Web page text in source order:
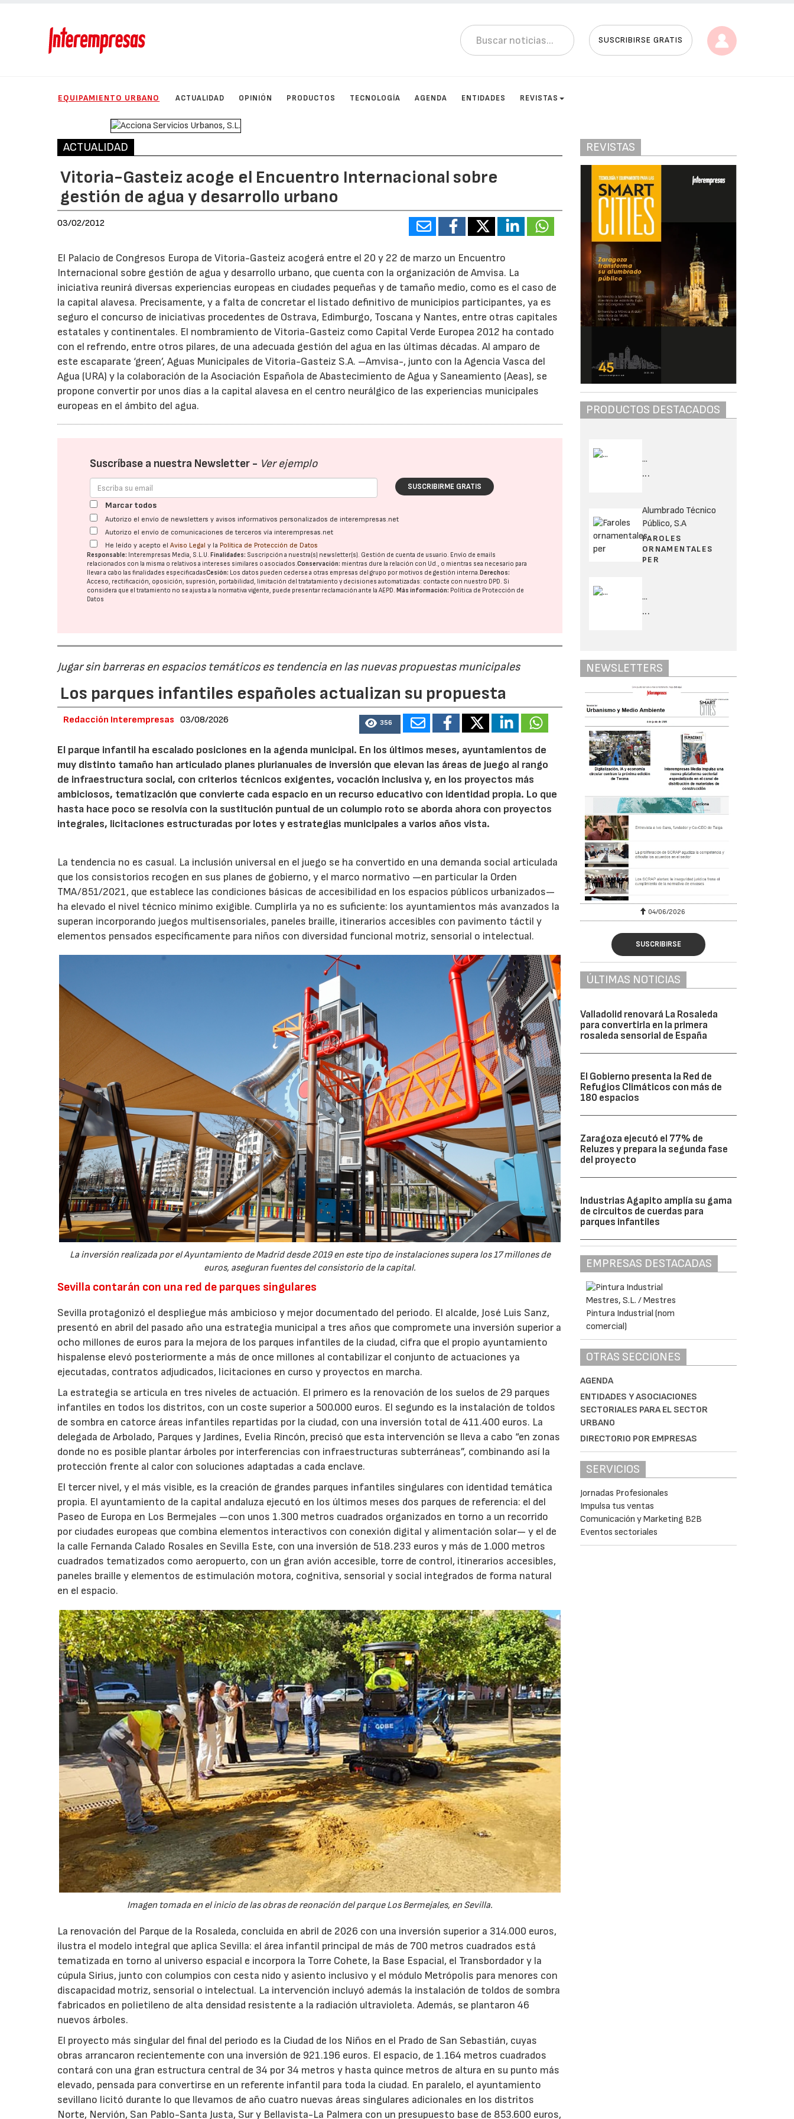
SUSCRIBIRSE GRATIS
EQUIPAMIENTO URBANO ACTUALIDAD OPINIÓN PRODUCTOS TECNOLOGÍA AGENDA ENTIDADES REVISTAS
ACTUALIDAD
Vitoria-Gasteiz acoge el Encuentro Internacional sobre
gestión de agua y desarrollo urbano
03/02/2012
El Palacio de Congresos Europa de Vitoria-Gasteiz acogerá entre el 20 y 22 de marzo un Encuentro
Internacional sobre gestión de agua y desarrollo urbano, que cuenta con la organización de Amvisa. La
iniciativa reunirá diversas experiencias europeas en ciudades pequeñas y de tamaño medio, como es el caso de
la capital alavesa. Precisamente, y a falta de concretar el listado definitivo de municipios participantes, ya es
seguro el concurso de iniciativas procedentes de Ostrava, Edimburgo, Toscana y Nantes, entre otras capitales
estatales y continentales. El nombramiento de Vitoria-Gasteiz como Capital Verde Europea 2012 ha contado
con el refrendo, entre otros pilares, de una adecuada gestión del agua en las últimas décadas. Al amparo de
este escaparate ‘green’, Aguas Municipales de Vitoria-Gasteiz S.A. –Amvisa-, junto con la Agencia Vasca del
Agua (URA) y la colaboración de la Asociación Española de Abastecimiento de Agua y Saneamiento (Aeas), se
propone convertir por unos días a la capital alavesa en el centro neurálgico de las experiencias municipales
europeas en el ámbito del agua.
Suscríbase a nuestra Newsletter - Ver ejemplo
SUSCRIBIRME GRATIS
Marcar todos
Autorizo el envío de newsletters y avisos informativos personalizados de interempresas.net
Autorizo el envío de comunicaciones de terceros vía interempresas.net
He leído y acepto elAviso Legal y la Política de Protección de Datos
Responsable: Interempresas Media, S.L.U. Finalidades: Suscripción a nuestra(s) newsletter(s). Gestión de cuenta de usuario. Envío de emails
relacionados con la misma o relativos a intereses similares o asociados.Conservación: mientras dure la relación con Ud., o mientras sea necesario para
llevar a cabo las finalidades especificadasCesión: Los datos pueden cederse a otras empresas del grupo por motivos de gestión interna. Derechos:
Acceso, rectificación, oposición, supresión, portabilidad, limitación del tratatamiento y decisiones automatizadas: contacte con nuestro DPD. Si
considera que el tratamiento no se ajusta a la normativa vigente, puede presentar reclamación ante laAEPD. Más información: Política de Protección de
Datos
Jugar sin barreras en espacios temáticos es tendencia en las nuevas propuestas municipales
Los parques infantiles españoles actualizan su propuesta
Redacción Interempresas 03/08/2026 356
El parque infantil ha escalado posiciones en la agenda municipal. En los últimos meses, ayuntamientos de
muy distinto tamaño han articulado planes plurianuales de inversión que elevan las áreas de juego al rango
de infraestructura social, con criterios técnicos exigentes, vocación inclusiva y, en los proyectos más
ambiciosos, tematización que convierte cada espacio en un recurso educativo con identidad propia. Lo que
hasta hace poco se resolvía con la sustitución puntual de un columpio roto se aborda ahora con proyectos
integrales, licitaciones estructuradas por lotes y estrategias municipales a varios años vista.
La tendencia no es casual. La inclusión universal en el juego se ha convertido en una demanda social articulada
que los consistorios recogen en sus planes de gobierno, y el marco normativo —en particular la Orden
TMA/851/2021, que establece las condiciones básicas de accesibilidad en los espacios públicos urbanizados—
ha elevado el nivel técnico mínimo exigible. Cumplirla ya no es suficiente: los ayuntamientos más avanzados la
superan incorporando juegos multisensoriales, paneles braille, itinerarios accesibles con pavimento táctil y
elementos pensados específicamente para niños con diversidad funcional motriz, sensorial o intelectual.
La inversión realizada por el Ayuntamiento de Madrid desde 2019 en este tipo de instalaciones supera los 17 millones de
euros, aseguran fuentes del consistorio de la capital.
Sevilla contarán con una red de parques singulares
Sevilla protagonizó el despliegue más ambicioso y mejor documentado del periodo. El alcalde, José Luis Sanz,
presentó en abril del pasado año una estrategia municipal a tres años que compromete una inversión superior a
ocho millones de euros para la mejora de los parques infantiles de la ciudad, cifra que el propio ayuntamiento
hispalense elevó posteriormente a más de once millones al contabilizar el conjunto de actuaciones ya
ejecutadas, contratos adjudicados, licitaciones en curso y proyectos en marcha.
La estrategia se articula en tres niveles de actuación. El primero es la renovación de los suelos de 29 parques
infantiles en todos los distritos, con un coste superior a 500.000 euros. El segundo es la instalación de toldos
de sombra en catorce áreas infantiles repartidas por la ciudad, con una inversión total de 411.400 euros. La
delegada de Arbolado, Parques y Jardines, Evelia Rincón, precisó que esta intervención se lleva a cabo “en zonas
donde no es posible plantar árboles por interferencias con infraestructuras subterráneas”, combinando así la
protección frente al calor con soluciones adaptadas a cada enclave.
El tercer nivel, y el más visible, es la creación de grandes parques infantiles singulares con identidad temática
propia. El ayuntamiento de la capital andaluza ejecutó en los últimos meses dos parques de referencia: el del
Paseo de Europa en Los Bermejales —con unos 1.300 metros cuadrados organizados en torno a un recorrido
por ciudades europeas que combina elementos interactivos con conexión digital y alimentación solar— y el de
la calle Fernanda Calado Rosales en Sevilla Este, con una inversión de 518.233 euros y más de 1.000 metros
cuadrados tematizados como aeropuerto, con un gran avión accesible, torre de control, itinerarios accesibles,
paneles braille y elementos de estimulación motora, cognitiva, sensorial y social integrados de forma natural
en el espacio.
Imagen tomada en el inicio de las obras de reonación del parque Los Bermejales, en Sevilla.
La renovación del Parque de la Rosaleda, concluida en abril de 2026 con una inversión superior a 314.000 euros,
ilustra el modelo integral que aplica Sevilla: el área infantil principal de más de 700 metros cuadrados está
tematizada en torno al universo espacial e incorpora la Torre Cohete, la Base Espacial, el Transbordador y la
cúpula Sirius, junto con columpios con cesta nido y asiento inclusivo y el módulo Metrópolis para menores con
discapacidad motriz, sensorial o intelectual. La intervención incluyó además la instalación de toldos de sombra
fabricados en polietileno de alta densidad resistente a la radiación ultravioleta. Además, se plantaron 46
nuevos árboles.
El proyecto más singular del final del periodo es la Ciudad de los Niños en el Prado de San Sebastián, cuyas
obras arrancaron recientemente con una inversión de 921.196 euros. El espacio, de 1.164 metros cuadrados
contará con una gran estructura central de 34 por 34 metros y hasta quince metros de altura en su punto más
elevado, pensada para convertirse en un referente infantil para toda la ciudad. En paralelo, el ayuntamiento
sevillano licitó durante lo que llevamos de año cuatro nuevas áreas singulares adicionales en los distritos
Norte, Nervión, San Pablo-Santa Justa, Sur y Bellavista-La Palmera con un presupuesto base de 853.600 euros,
REVISTAS
PRODUCTOS DESTACADOS
...
...
Alumbrado Técnico
Público, S.A
FAROLES
ORNAMENTALES
PER
...
...
NEWSLETTERS
04/06/2026 02/07/2026 04/06/2026
SUSCRIBIRSE
ÚLTIMAS NOTICIAS
Valladolid renovará La Rosaleda
para convertirla en la primera
rosaleda sensorial de España
El Gobierno presenta la Red de
Refugios Climáticos con más de
180 espacios
Zaragoza ejecutó el 77% de
Reluzes y prepara la segunda fase
del proyecto
Industrias Agapito amplía su gama
de circuitos de cuerdas para
parques infantiles
EMPRESAS DESTACADAS
OTRAS SECCIONES
AGENDA
ENTIDADES Y ASOCIACIONES
SECTORIALES PARA EL SECTOR
URBANO
DIRECTORIO POR EMPRESAS
SERVICIOS
Jornadas Profesionales
Impulsa tus ventas
Comunicación y Marketing B2B
Eventos sectoriales